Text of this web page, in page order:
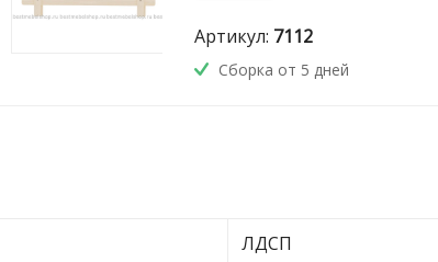
Артикул: 7112
Сборка от 5 дней
ЛДСП